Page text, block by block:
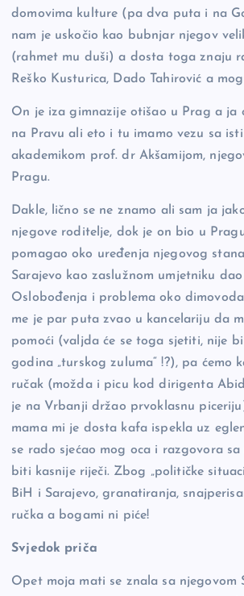
domovima kulture (pa dva puta i na
nam je uskočio kao bubnjar njegov
(rahmet mu duši) a dosta toga znaju
Reško Kusturica, Dado Tahirović a
On je iza gimnazije otišao u Prag a ja
na Pravu ali eto i tu imamo vezu sa
akademikom prof. dr Akšamijom,
Pragu.
Dakle, lično se ne znamo ali sam ja
njegove roditelje, dok je on bio u
pomagao oko uređenja njegovog
Sarajevo kao zaslužnom umjetniku
Oslobođenja i problema oko
me je par puta zvao u kancelariju da
pomoći (valjda će se toga sjetiti, nije
godina „turskog zuluma“ !?), pa ćemo
ručak (možda i picu kod dirigenta
je na Vrbanji držao prvoklasnu
mama mi je dosta kafa ispekla uz
se rado sjećao mog oca i razgovora sa
biti kasnije riječi. Zbog „političke
BiH i Sarajevo, granatiranja,
ručka a bogami ni piće!
Svjedok priča
Opet moja mati se znala sa njegovom